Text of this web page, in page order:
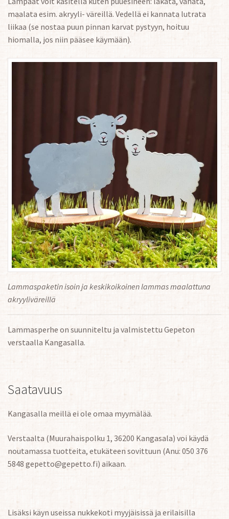
maalata esim. akryyli- väreillä. Vedellä ei kannata lutrata
liikaa (se nostaa puun pinnan karvat pystyyn, hoituu
hiomalla, jos niin pääsee käymään).
Lammaspaketin isoin ja keskikoikoinen lammas maalattuna
akryyliväreillä
Lammasperhe on suunniteltu ja valmistettu Gepeton
verstaalla Kangasalla.
Saatavuus
Kangasalla meillä ei ole omaa myymälää.
Verstaalta (Muurahaispolku 1, 36200 Kangasala) voi käydä
noutamassa tuotteita, etukäteen sovittuun (Anu: 050 376
5848 gepetto@gepetto.fi) aikaan.
Lisäksi käyn useissa nukkekoti myyjäisissä ja erilaisilla